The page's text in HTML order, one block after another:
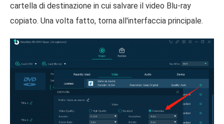
cartella di destinazione in cui salvare il video Blu-ray
copiato. Una volta fatto, torna all'interfaccia principale.